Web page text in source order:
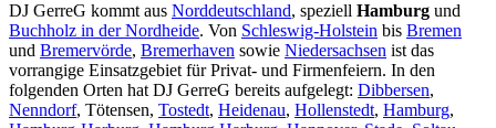
DJ GerreG kommt aus Norddeutschland, speziell Hamburg und
Buchholz in der Nordheide. Von Schleswig-Holstein bis Bremen
und Bremervörde, Bremerhaven sowie Niedersachsen ist das
vorrangige Einsatzgebiet für Privat- und Firmenfeiern. In den
folgenden Orten hat DJ GerreG bereits aufgelegt: Dibbersen,
Nenndorf, Tötensen, Tostedt, Heidenau, Hollenstedt, Hamburg,